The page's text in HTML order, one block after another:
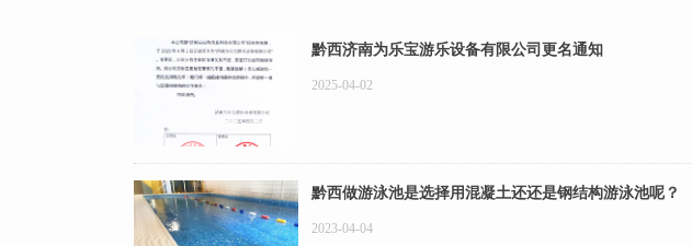
黔西济南为乐宝游乐设备有限公司更名通知
2025-04-02
黔西做游泳池是选择用混凝土还还是钢结构游泳池呢？
2023-04-04